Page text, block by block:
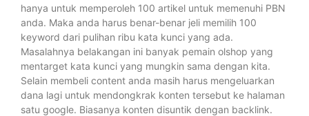
hanya untuk memperoleh 100 artikel untuk memenuhi PBN
anda. Maka anda harus benar-benar jeli memilih 100
keyword dari pulihan ribu kata kunci yang ada.
Masalahnya belakangan ini banyak pemain olshop yang
mentarget kata kunci yang mungkin sama dengan kita.
Selain membeli content anda masih harus mengeluarkan
dana lagi untuk mendongkrak konten tersebut ke halaman
satu google. Biasanya konten disuntik dengan backlink.